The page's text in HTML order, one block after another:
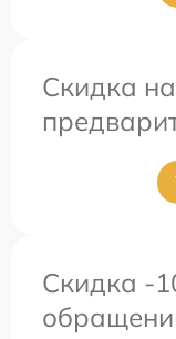
Скидка
Скидка -